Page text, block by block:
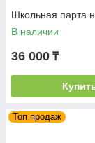
Школьная парта
В наличии
36 000 ₸
Топ продаж